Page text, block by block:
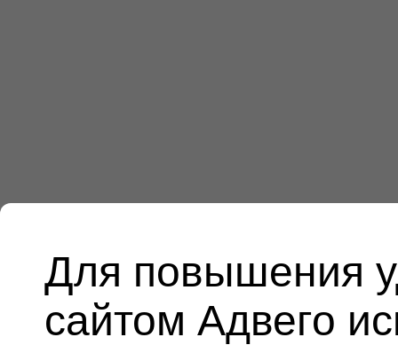
Для повышения
сайтом Адвего